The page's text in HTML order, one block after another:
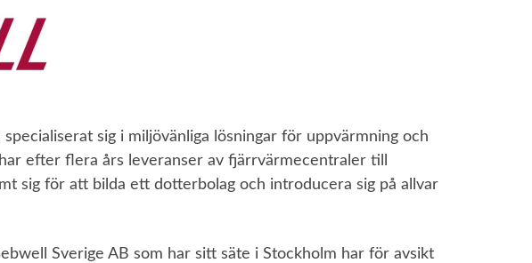
sig i miljövänliga lösningar för uppvärmning och
efter flera års leveranser av fjärrvärmecentraler till
sig för att bilda ett dotterbolag och introducera sig på allvar
Sverige AB som har sitt säte i Stockholm har för avsikt